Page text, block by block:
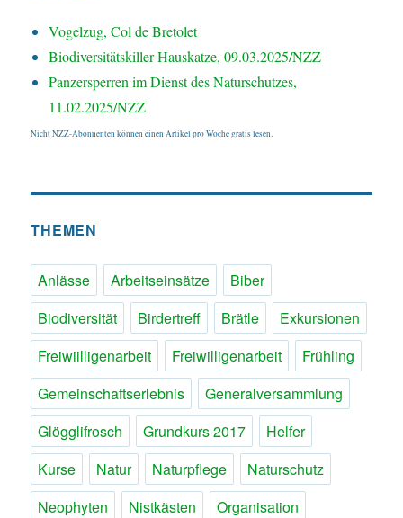
Vogelzug, Col de Bretolet
Biodiversitätskiller Hauskatze, 09.03.2025/NZZ
Panzersperren im Dienst des Naturschutzes,
11.02.2025/NZZ
Nicht NZZ-Abonnenten können einen Artikel pro Woche gratis lesen.
THEMEN
Anlässe Arbeitseinsätze
Biber
Biodiversität
Birdertreff Brätle
Exkursionen
Freiwiilligenarbeit
Freiwilligenarbeit
Frühling
Gemeinschaftserlebnis
Generalversammlung
Glögglifrosch
Grundkurs 2017
Helfer
Kurse
Natur Naturpflege
Naturschutz
Neophyten
Nistkästen
Organisation